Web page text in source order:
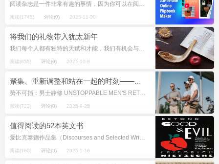
阅读杂志是一件非常有趣的事情，因为你可以在阅读的同时学习和享受。从这些杂志中，你可以获得世界各地发生的大多数信息。下面介绍 10 个免费在线阅读杂志，让您获得绝佳的阅读体验。看看哪本杂志值得一读，然后用有价值的信息开阔视...
阅读(1745) 评论(0) 2025-11-30
将我们的礼物带入犹太新年
我们每个人都有独特的天赋和才能，我们有机会与世界分享。 犹太新年，犹太新年，代表着新的开始。号角声的轰鸣声、亲朋好友的热烈聚会以及祈祷的集体结合，都邀请我们停下来思考过去一年我们去过的地方，以及来年我们想去哪里。 我...
阅读(655) 评论(0) 2025-10-8
势不可挡：男士静修 UNSTOPPABLE MEN'S RETREAT 地点：松林营地，6272 US-287，格罗夫顿，德州 时间：周五至周六，2025年10月10日至11日 在一个感觉...
阅读(723) 评论(0) 2025-9-25
值得阅读的52本英文书
爱比克泰德作品集（Discourses and Selected Writings） 《爱比克泰德作品集》收录了斯多葛哲学大师爱比克泰德的核心思想，由他的学生阿里安整理而成。 善恶的彼岸（Bey...
阅读(780) 评论(0) 2025-9-18